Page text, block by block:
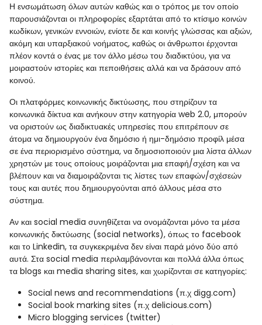
Η ενσωμάτωση όλων αυτών καθώς και ο τρόπος με τον οποίο
παρουσιάζονται οι πληροφορίες εξαρτάται από το κτίσιμο κοινών
κωδίκων, γενικών εννοιών, ενίοτε δε και κοινής γλώσσας και αξιών,
ακόμη και υπαρξιακού νοήματος, καθώς οι άνθρωποι έρχονται
πλέον κοντά ο ένας με τον άλλο μέσω του διαδικτύου, για να
μοιραστούν ιστορίες και πεποιθήσεις αλλά και να δράσουν από
κοινού.
Οι πλατφόρμες κοινωνικής δικτύωσης, που στηρίζουν τα
κοινωνικά δίκτυα και ανήκουν στην κατηγορία web 2.0, μπορούν
να οριστούν ως διαδικτυακές υπηρεσίες που επιτρέπουν σε
άτομα να δημιουργούν ένα δημόσιο ή ημι-δημόσιο προφίλ μέσα
σε ένα περιορισμένο σύστημα, να δημοσιοποιούν μια λίστα άλλων
χρηστών με τους οποίους μοιράζονται μια επαφή/σχέση και να
βλέπουν και να διαμοιράζονται τις λίστες των επαφών/σχέσεών
τους και αυτές που δημιουργούνται από άλλους μέσα στο
σύστημα.
Αν και social media συνηθίζεται να ονομάζονται μόνο τα μέσα
κοινωνικής δικτύωσης (social networks), όπως το facebook
και το Linkedin, τα συγκεκριμένα δεν είναι παρά μόνο δύο από
αυτά. Στα social media περιλαμβάνονται και πολλά άλλα όπως
τα blogs και media sharing sites, και χωρίζονται σε κατηγορίες:
Social news and recommendations (π.χ digg.com)
Social book marking sites (π.χ delicious.com)
Micro blogging services (twitter)